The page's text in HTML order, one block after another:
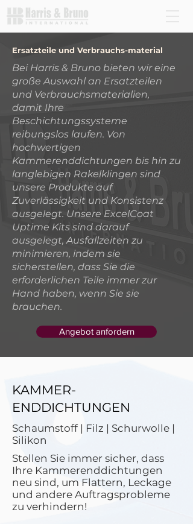
Ersatzteile und Verbrauchs-material
Bei Harris & Bruno bieten wir eine
große Auswahl an Ersatzteilen
und Verbrauchsmaterialien,
damit Ihre
Beschichtungssysteme
reibungslos laufen. Von
hochwertigen
Kammerenddichtungen bis hin zu
langlebigen Rakelklingen sind
unsere Produkte auf
Zuverlässigkeit und Konsistenz
ausgelegt. Unsere ExcelCoat
Uptime Kits sind darauf
ausgelegt, Ausfallzeiten zu
minimieren, indem sie
sicherstellen, dass Sie die
erforderlichen Teile immer zur
Hand haben, wenn Sie sie
brauchen.
Angebot anfordern
KAMMER-
ENDDICHTUNGEN
Schaumstoff | Filz | Schurwolle |
Silikon
Stellen Sie immer sicher, dass
Ihre Kammerenddichtungen
neu sind, um Flattern, Leckage
und andere Auftragsprobleme
zu verhindern!